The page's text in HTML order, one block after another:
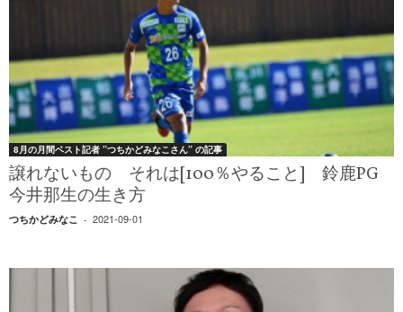
8月の月間ベスト記者 ”つちかどみなこさん” の記事
譲れないもの それは[100％やること] 鈴鹿PG
今井那生の生き方
つちかどみなこ - 2021-09-01